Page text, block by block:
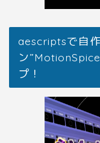
aescriptsで自
ン
プ！